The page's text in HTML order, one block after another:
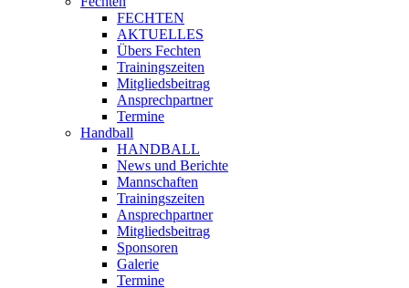
FECHTEN
AKTUELLES
Übers Fechten
Trainingszeiten
Mitgliedsbeitrag
Ansprechpartner
Termine
Handball
HANDBALL
News und Berichte
Mannschaften
Trainingszeiten
Ansprechpartner
Mitgliedsbeitrag
Sponsoren
Galerie
Termine